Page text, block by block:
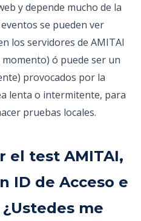
y depende mucho de la
se pueden ver
los servidores de AMITAI
ó puede ser un
provocados por la
lenta o intermitente, para
pruebas locales.
el test AMITAI,
ID de Acceso e
me